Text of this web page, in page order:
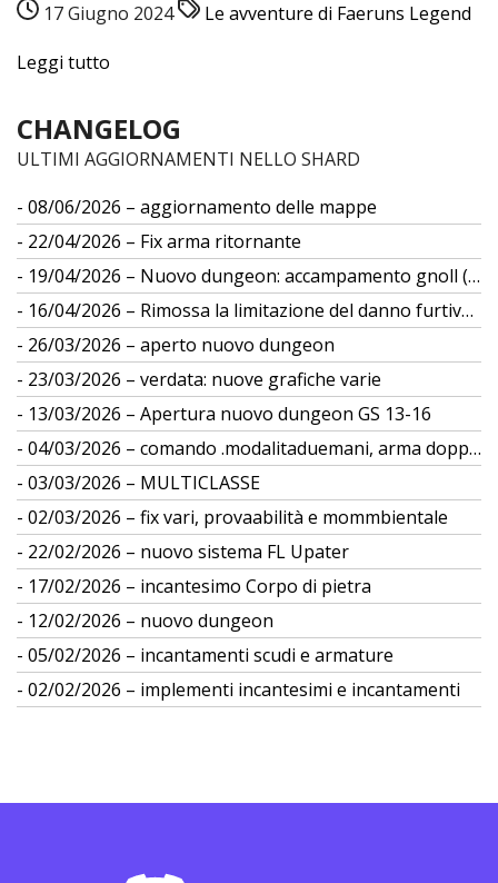
17 Giugno 2024
Le avventure di Faeruns Legend
Leggi tutto
CHANGELOG
ULTIMI AGGIORNAMENTI NELLO SHARD
08/06/2026 – aggiornamento delle mappe
22/04/2026 – Fix arma ritornante
19/04/2026 – Nuovo dungeon: accampamento gnoll (gs 12)
16/04/2026 – Rimossa la limitazione del danno furtivo da differenza di taglia
26/03/2026 – aperto nuovo dungeon
23/03/2026 – verdata: nuove grafiche varie
13/03/2026 – Apertura nuovo dungeon GS 13-16
04/03/2026 – comando .modalitaduemani, arma doppia
03/03/2026 – MULTICLASSE
02/03/2026 – fix vari, provaabilità e mommbientale
22/02/2026 – nuovo sistema FL Upater
17/02/2026 – incantesimo Corpo di pietra
12/02/2026 – nuovo dungeon
05/02/2026 – incantamenti scudi e armature
02/02/2026 – implementi incantesimi e incantamenti